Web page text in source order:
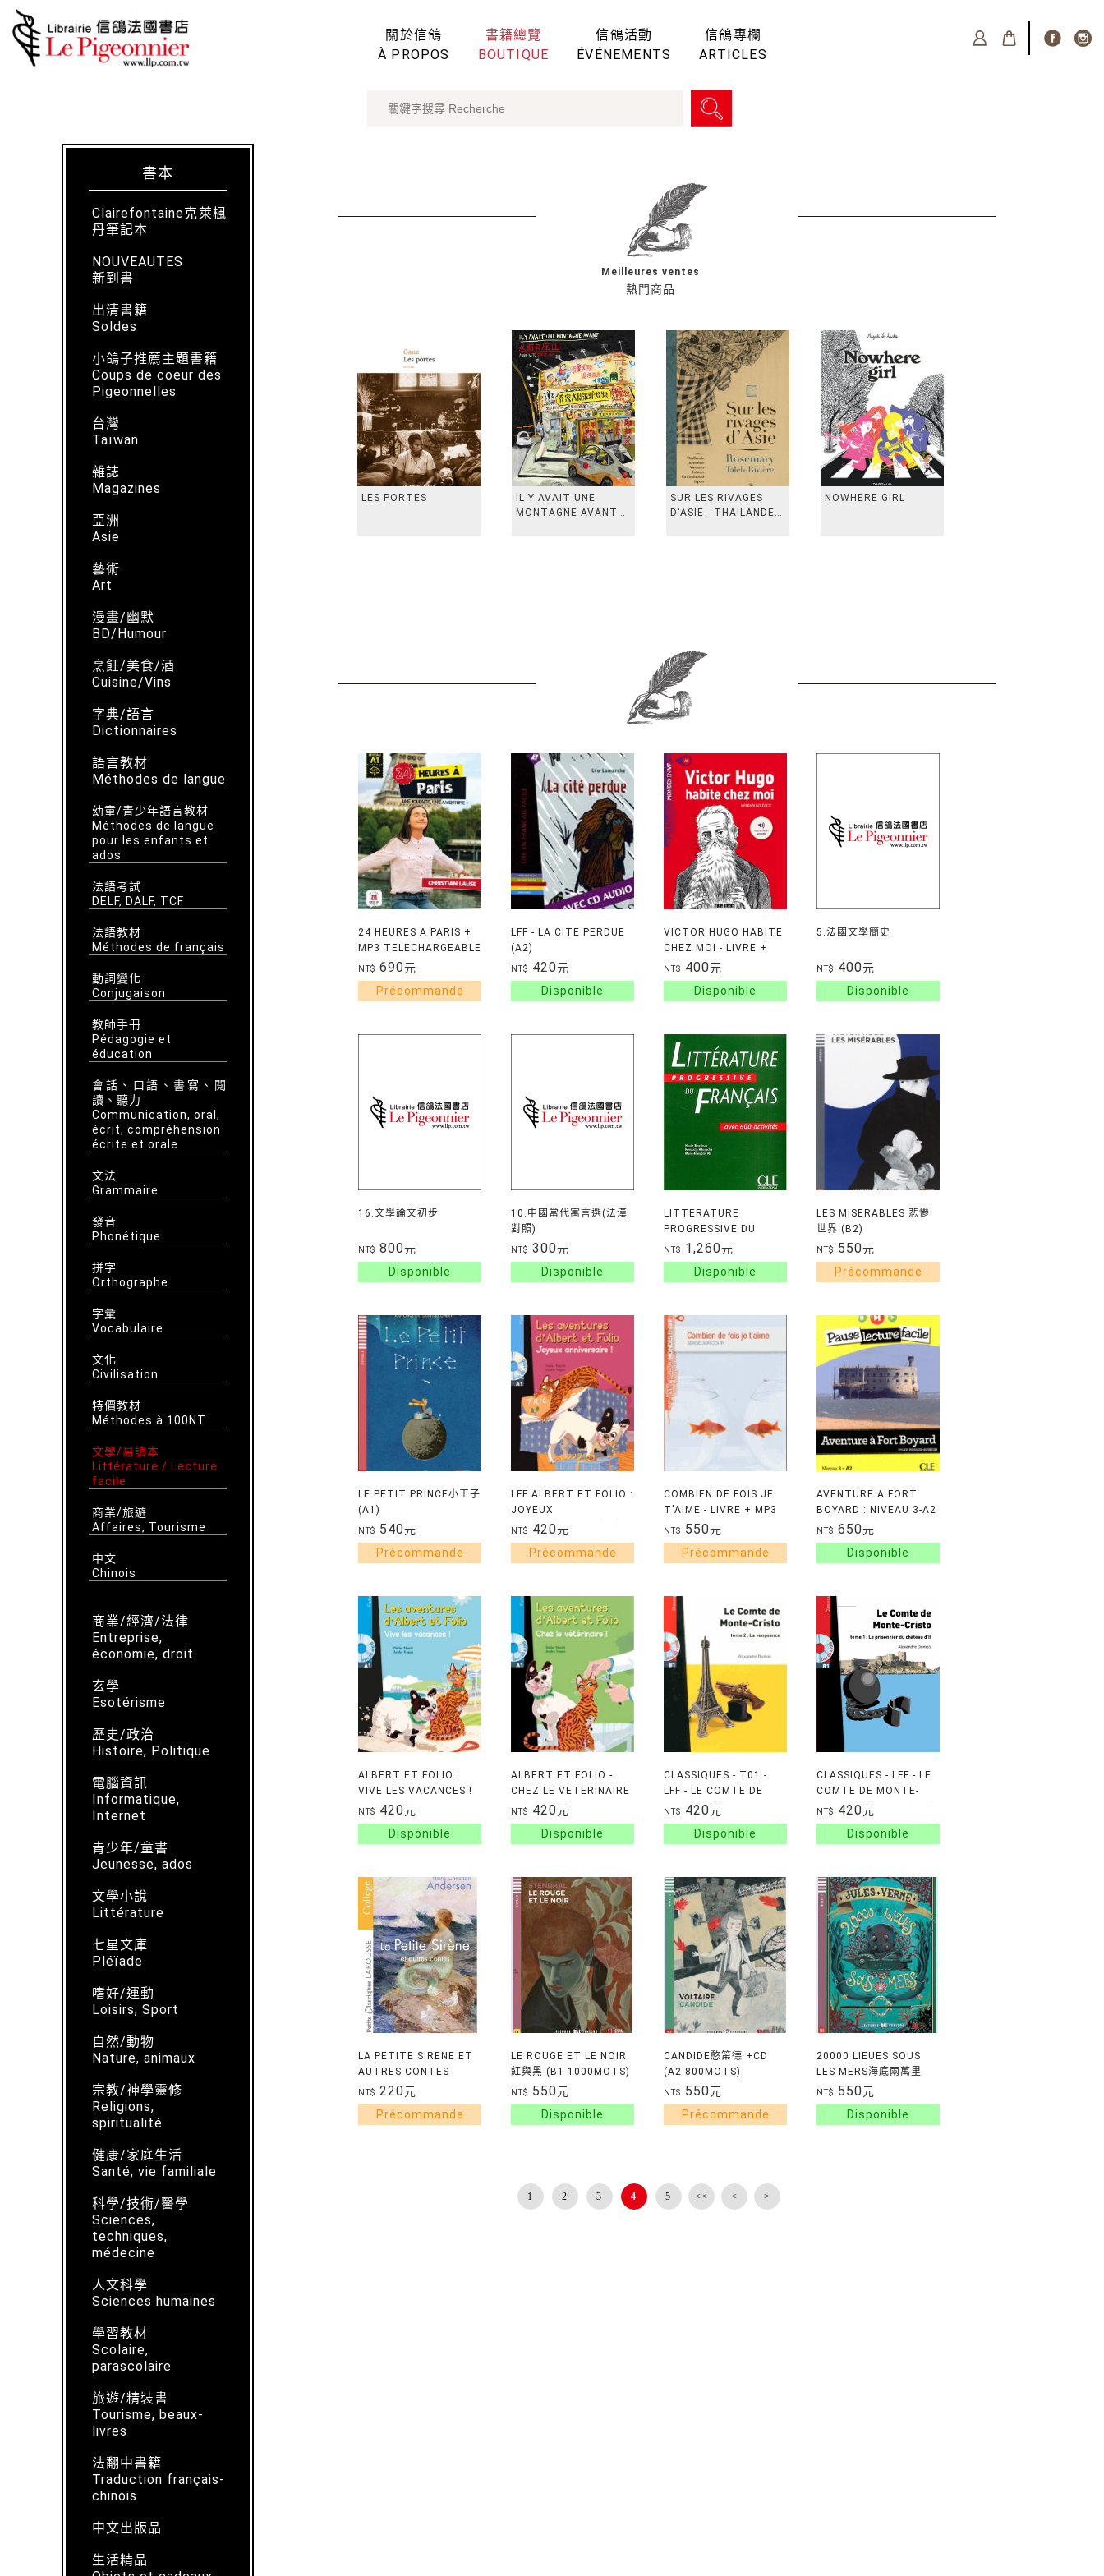
關於信鴿
À PROPOS
書籍總覽
BOUTIQUE
信鴿活動
ÉVÉNEMENTS
信鴿專欄
ARTICLES
書本
Clairefontaine克萊楓
丹筆記本
NOUVEAUTES
新到書
出清書籍
Soldes
小鴿子推薦主題書籍
Coups de coeur des
Pigeonnelles
台灣
Taïwan
雜誌
Magazines
亞洲
Asie
藝術
Art
漫畫/幽默
BD/Humour
烹飪/美食/酒
Cuisine/Vins
字典/語言
Dictionnaires
語言教材
Méthodes de langue
幼童/青少年語言教材
Méthodes de langue
pour les enfants et
ados
法語考試
DELF, DALF, TCF
法語教材
Méthodes de français
動詞變化
Conjugaison
教師手冊
Pédagogie et
éducation
會話、口語、書寫、閱
讀、聽力
Communication, oral,
écrit, compréhension
écrite et orale
文法
Grammaire
發音
Phonétique
拼字
Orthographe
字彙
Vocabulaire
文化
Civilisation
特價教材
Méthodes à 100NT
文學/易讀本
Littérature / Lecture
facile
商業/旅遊
Affaires, Tourisme
中文
Chinois
商業/經濟/法律
Entreprise,
économie, droit
玄學
Esotérisme
歷史/政治
Histoire, Politique
電腦資訊
Informatique,
Internet
青少年/童書
Jeunesse, ados
文學小說
Littérature
七星文庫
Pléïade
嗜好/運動
Loisirs, Sport
自然/動物
Nature, animaux
宗教/神學靈修
Religions,
spiritualité
健康/家庭生活
Santé, vie familiale
科學/技術/醫學
Sciences,
techniques,
médecine
人文科學
Sciences humaines
學習教材
Scolaire,
parascolaire
旅遊/精裝書
Tourisme, beaux-
livres
法翻中書籍
Traduction français-
chinois
中文出版品
生活精品
熱門商品
Meilleures ventes
LES PORTES
IL Y AVAIT UNE
MONTAGNE AVANT
SUR LES RIVAGES
D'ASIE - THAILANDE,
NOWHERE GIRL
24 HEURES A PARIS +
MP3 TELECHARGEABLE
NT$ 690元
LFF - LA CITE PERDUE
(A2)
NT$ 420元
VICTOR HUGO HABITE
CHEZ MOI - LIVRE +
MP3
NT$ 400元
5.法國文學簡史
NT$ 400元
16.文學論文初步
NT$ 800元
10.中國當代寓言選(法漢
對照)
NT$ 300元
LITTERATURE
PROGRESSIVE DU
FRANCAIS NIVEAU
INTERMEDIAIRE*舊版*
NT$ 1,260元
LES MISERABLES 悲慘
世界 (B2)
NT$ 550元
LE PETIT PRINCE小王子
(A1)
NT$ 540元
LFF ALBERT ET FOLIO :
JOYEUX
ANNIVERSAIRE ! (A1)
NT$ 420元
COMBIEN DE FOIS JE
T'AIME - LIVRE + MP3
(B1)
NT$ 550元
AVENTURE A FORT
BOYARD : NIVEAU 3-A2
(1CD audio)
NT$ 650元
ALBERT ET FOLIO :
VIVE LES VACANCES !
+ CD AUDIO MP3
NT$ 420元
ALBERT ET FOLIO -
CHEZ LE VETERINAIRE
+ AUDIO EN LIGNE
NT$ 420元
CLASSIQUES - T01 -
LFF - LE COMTE DE
MONTE-CRISTO, TOME
2 (B1)
NT$ 420元
CLASSIQUES - LFF - LE
COMTE DE MONTE-
CRISTO, TOME 1 (B1)
NT$ 420元
LA PETITE SIRENE ET
AUTRES CONTES
NT$ 220元
LE ROUGE ET LE NOIR
紅與黑 (B1-1000MOTS)
NT$ 550元
CANDIDE憨第德 +CD
(A2-800MOTS)
NT$ 550元
20000 LIEUES SOUS
LES MERS海底兩萬里
+CD(B1-1000MOTS)
NT$ 550元
1 2 3 4 5 << < >